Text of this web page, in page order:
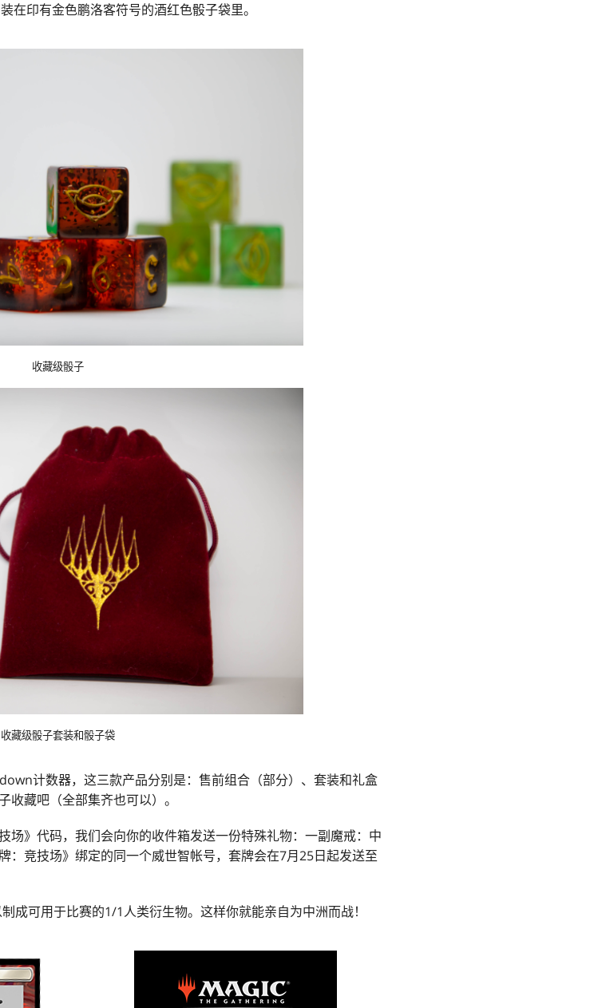
在印有金色鹏洛客符号的酒红色骰子袋里。
收藏级骰子
收藏级骰子套装和骰子袋
计数器，这三款产品分别是：售前组合（部分）、套装和礼盒
藏吧（全部集齐也可以）。
场》代码，我们会向你的收件箱发送一份特殊礼物：一副魔戒：中
：竞技场》绑定的同一个威世智帐号，套牌会在7月25日起发送至
成可用于比赛的1/1人类衍生物。这样你就能亲自为中洲而战！